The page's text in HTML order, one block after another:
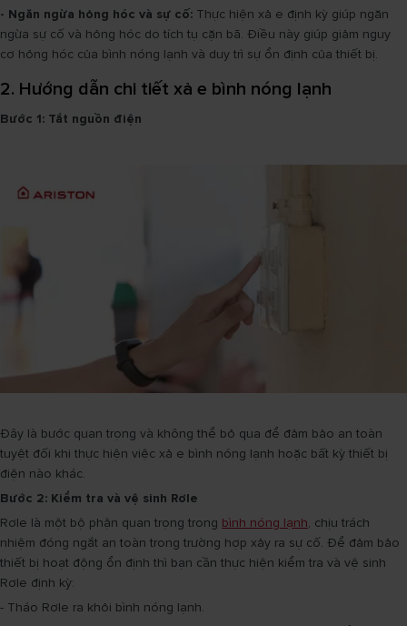
- Ngăn ngừa hỏng hóc và sự cố: Thực hiện xả e định kỳ giúp ngăn
ngừa sự cố và hỏng hóc do tích tụ cặn bã. Điều này giúp giảm nguy
cơ hỏng hóc của bình nóng lạnh và duy trì sự ổn định của thiết bị.
2. Hướng dẫn chi tiết xả e bình nóng lạnh
Bước 1: Tắt nguồn điện
Đây là bước quan trọng và không thể bỏ qua để đảm bảo an toàn
tuyệt đối khi thực hiện việc xả e bình nóng lạnh hoặc bất kỳ thiết bị
điện nào khác.
Bước 2: Kiểm tra và vệ sinh Rơle
Rơle là một bộ phận quan trọng trong bình nóng lạnh, chịu trách
nhiệm đóng ngắt an toàn trong trường hợp xảy ra sự cố. Để đảm bảo
thiết bị hoạt động ổn định thì bạn cần thực hiện kiểm tra và vệ sinh
Rơle định kỳ:
- Tháo Rơle ra khỏi bình nóng lạnh.